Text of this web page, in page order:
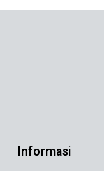
Informasi